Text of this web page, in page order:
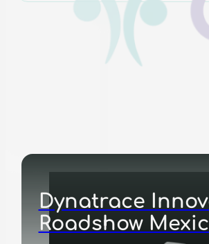
Dynatrace
Roadshow